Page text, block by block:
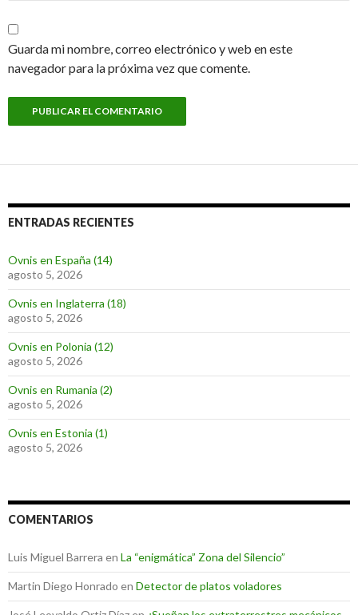
Guarda mi nombre, correo electrónico y web en este
navegador para la próxima vez que comente.
ENTRADAS RECIENTES
Ovnis en España (14)
agosto 5, 2026
Ovnis en Inglaterra (18)
agosto 5, 2026
Ovnis en Polonia (12)
agosto 5, 2026
Ovnis en Rumania (2)
agosto 5, 2026
Ovnis en Estonia (1)
agosto 5, 2026
COMENTARIOS
Luis Miguel Barrera en La “enigmática” Zona del Silencio”
Martin Diego Honrado en Detector de platos voladores